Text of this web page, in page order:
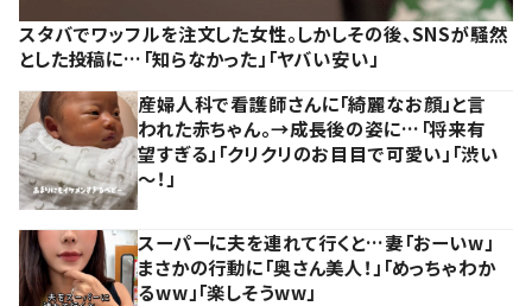
スタバでワッフルを注文した女性。しかしその後、SNSが騒然
とした投稿に…「知らなかった」「ヤバい安い」
産婦人科で看護師さんに「綺麗なお顔」と言
われた赤ちゃん。→成長後の姿に…「将来有
望すぎる」「クリクリのお目目で可愛い」「渋い
～！」
スーパーに夫を連れて行くと…妻「おーいw」
まさかの行動に「奥さん美人！」「めっちゃわか
るww」「楽しそうww」